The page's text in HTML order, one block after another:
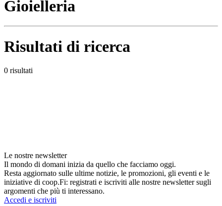
Gioielleria
Risultati di ricerca
0 risultati
Le nostre newsletter
Il mondo di domani inizia da quello che facciamo oggi.
Resta aggiornato sulle ultime notizie, le promozioni, gli eventi e le
iniziative di coop.Fi: registrati e iscriviti alle nostre newsletter sugli
argomenti che più ti interessano.
Accedi e iscriviti